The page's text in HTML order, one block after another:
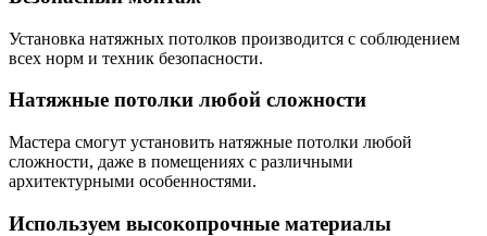
Установка натяжных потолков производится с соблюдением
всех норм и техник безопасности.
Натяжные потолки любой сложности
Мастера смогут установить натяжные потолки любой
сложности, даже в помещениях с различными
архитектурными особенностями.
Используем высокопрочные материалы